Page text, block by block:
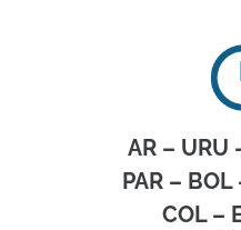
AR – URU
PAR – BOL
COL –